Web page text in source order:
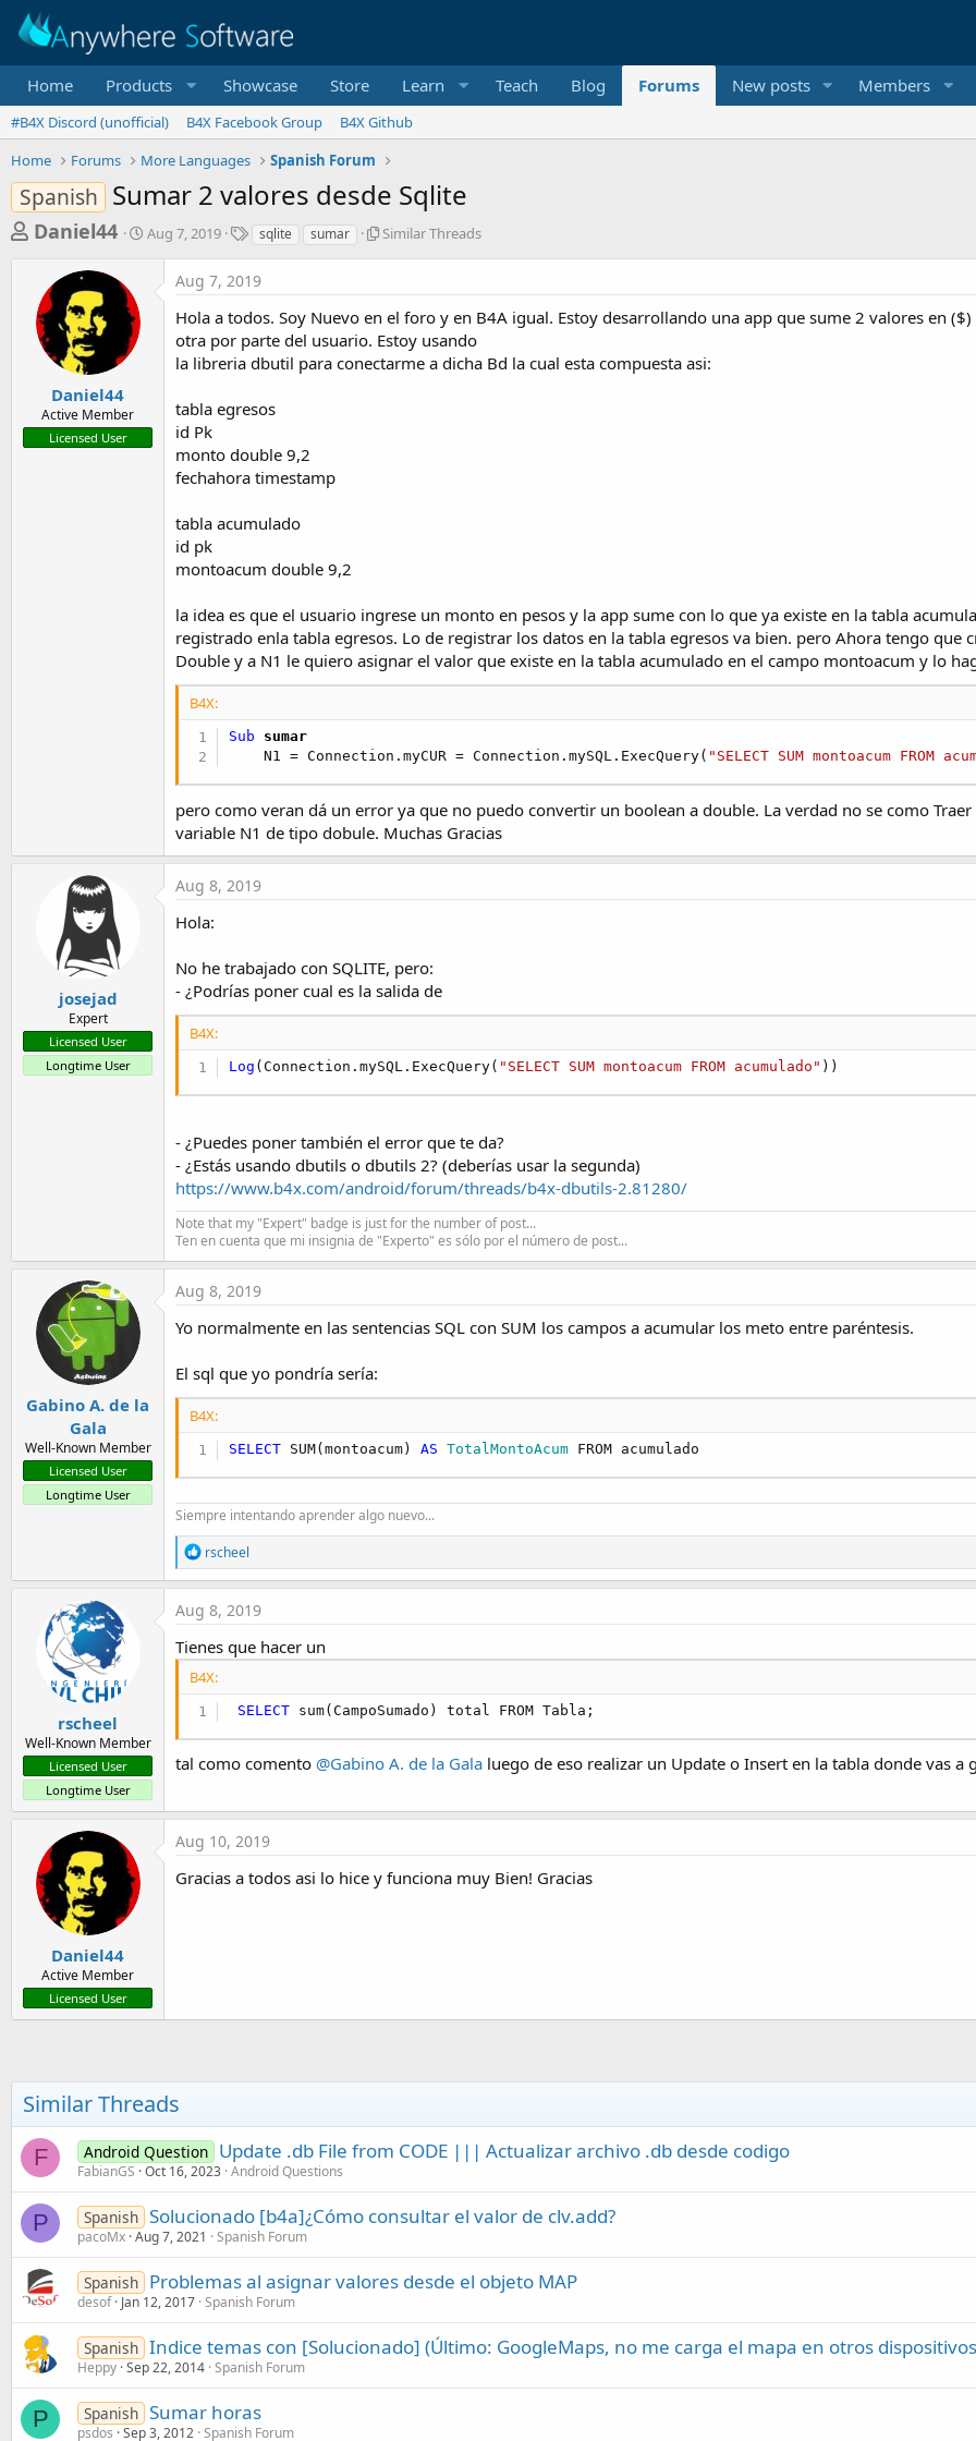
Home Products Showcase Store Learn Teach Blog Forums New posts Members
#B4X Discord (unofficial) B4X Facebook Group
B4X Github
Home
Forums More Languages Spanish Forum
Spanish Sumar 2 valores desde Sqlite
T
e
a
t
a
Daniel44
S
Aug 7, 2019
T
a
g
s
sqlite sumar
S
m
a
r
T
Similar Threads
Daniel44
Active Member
Licensed User
Aug 7, 2019
Hola a todos. Soy Nuevo en el foro y en B4A igual. Estoy desarrollando una app que sume 2 valores en
otra por parte del usuario. Estoy usando
la libreria dbutil para conectarme a dicha Bd la cual esta compuesta asi:
tabla egresos
id Pk
monto double 9,2
fechahora timestamp
tabla acumulado
id pk
montoacum double 9,2
la idea es que el usuario ingrese un monto en pesos y la app sume con lo que ya existe en la tabla
registrado enla tabla egresos. Lo de registrar los datos en la tabla egresos va bien. pero Ahora tengo que
Double y a N1 le quiero asignar el valor que existe en la tabla acumulado en el campo montoacum y lo
B4X:
Sub sumar
    N1 = Connection.myCUR = Connection.mySQL.ExecQuery(
"SELECT SUM montoacum FROM
pero como veran dá un error ya que no puedo convertir un boolean a double. La verdad no se como
variable N1 de tipo dobule. Muchas Gracias
josejad
Expert
Licensed User
Longtime User
Aug 8, 2019
Hola:
No he trabajado con SQLITE, pero:
- ¿Podrías poner cual es la salida de
B4X:
Log (Connection.mySQL.ExecQuery( "SELECT SUM montoacum FROM acumulado" ))
- ¿Puedes poner también el error que te da?
- ¿Estás usando dbutils o dbutils 2? (deberías usar la segunda)
https://www.b4x.com/android/forum/threads/b4x-dbutils-2.81280/
Note that my "Expert" badge is just for the number of post...
Ten en cuenta que mi insignia de "Experto" es sólo por el número de post...
Gabino A. de la
Gala
Well-Known Member
Licensed User
Longtime User
Aug 8, 2019
Yo normalmente en las sentencias SQL con SUM los campos a acumular los meto entre paréntesis.
El sql que yo pondría sería:
B4X:
SELECT SUM(montoacum) AS TotalMontoAcum FROM acumulado
Siempre intentando aprender algo nuevo...
R
e
a
o
n
rscheel
rscheel
Well-Known Member
Licensed User
Longtime User
Aug 8, 2019
Tienes que hacer un
B4X:
SELECT sum(CampoSumado) total FROM Tabla;
tal como comento @Gabino A. de la Gala luego de eso realizar un Update o Insert en la tabla donde vas a
Daniel44
Active Member
Licensed User
Aug 10, 2019
Gracias a todos asi lo hice y funciona muy Bien! Gracias
Similar Threads
F Android Question Update .db File from CODE ||| Actualizar archivo .db desde codigo
FabianGS Oct 16, 2023 Android Questions
P Spanish Solucionado [b4a]¿Cómo consultar el valor de clv.add?
pacoMx Aug 7, 2021 Spanish Forum
Spanish Problemas al asignar valores desde el objeto MAP
desof Jan 12, 2017 Spanish Forum
Spanish Indice temas con [Solucionado] (Último: GoogleMaps, no me carga el mapa en otros
Heppy Sep 22, 2014 Spanish Forum
P Spanish Sumar horas
psdos Sep 3, 2012 Spanish Forum